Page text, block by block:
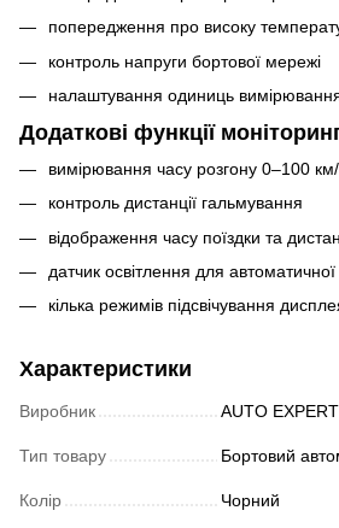
попередження про високу
контроль напруги бортової мережі
налаштування одиниць
Додаткові функції
вимірювання часу розгону 0–100
контроль дистанції гальмування
відображення часу поїздки та
датчик освітлення для автоматичної
кілька режимів підсвічування
Характеристики
Виробник AUTO EXPERT
Тип товару Бортовий
Колір Чорний